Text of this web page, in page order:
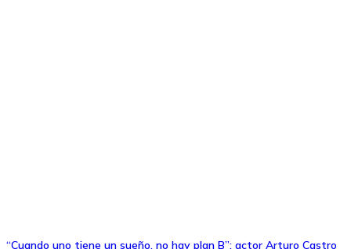
“Cuando uno tiene un sueño, no hay plan B”: actor Arturo Castro